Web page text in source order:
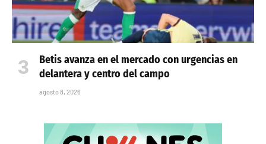
Betis avanza en el mercado con urgencias en
delantera y centro del campo
agosto 8, 2026